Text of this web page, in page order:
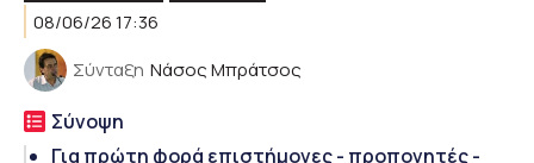
08/06/26 17:36
Σύνταξη Νάσος Μπράτσος
Σύνοψη
Για πρώτη φορά επιστήμονες - προπονητές -